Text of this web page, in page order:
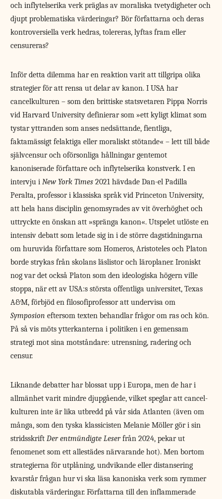
och inflytelserika verk präglas av moraliska tvetydigheter och
djupt problematiska värderingar? Bör författarna och deras
kontroversiella verk hedras, tolereras, lyftas fram eller
censureras?
Inför detta dilemma har en reaktion varit att tillgripa olika
strategier för att rensa ut delar av kanon. I USA har
cancelkulturen – som den brittiske statsvetaren Pippa Norris
vid Harvard University definierar som »ett kyligt klimat som
tystar yttranden som anses nedsättande, fientliga,
faktamässigt felaktiga eller moraliskt stötande« – lett till både
självcensur och oförsonliga hållningar gentemot
kanoniserade författare och inflytelserika konstverk. I en
intervju i New York Times 2021 hävdade Dan-el Padilla
Peralta, professor i klassiska språk vid Princeton University,
att hela hans disciplin genom­syrades av vit överhöghet och
uttryckte en önskan att »spränga kanon«. Utspelet utlöste en
intensiv debatt som letade sig in i de större dagstidningarna
om huruvida författare som Homeros, Aristoteles och Platon
borde strykas från skolans läslistor och läroplaner. Ironiskt
nog var det också Platon som den ideologiska högern ville
stoppa, när ett av USA:s största offentliga universitet, Texas
A&M, förbjöd en filosofiprofessor att undervisa om
Symposion eftersom texten behandlar frågor om ras och kön.
På så vis möts ytterkanterna i politiken i en gemensam
strategi mot sina motståndare: utrensning, radering och
censur.
Liknande debatter har blossat upp i Europa, men de har i
allmänhet varit mindre djupgående, vilket speglar att cancel­
kulturen inte är lika utbredd på vår sida Atlanten (även om
många, som den tyska klassicisten Melanie Möller gör i sin
stridsskrift Der entmündigte Leserfrån 2024, pekar ut
fenomenet som ett allestädes närvarande hot). Men bortom
strategierna för utplåning, undvikande eller distansering
kvarstår frågan hur vi ska läsa kanoniska verk som rymmer
diskutabla värderingar. Författarna till den inflammerade